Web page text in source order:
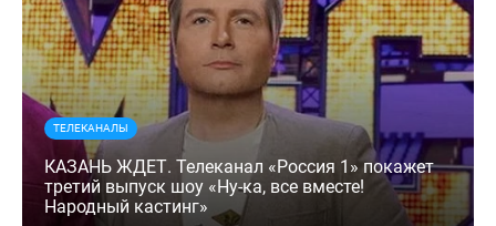
ТЕЛЕКАНАЛЫ
КАЗАНЬ ЖДЕТ. Телеканал «Россия 1» покажет
третий выпуск шоу «Ну-ка, все вместе!
Народный кастинг»